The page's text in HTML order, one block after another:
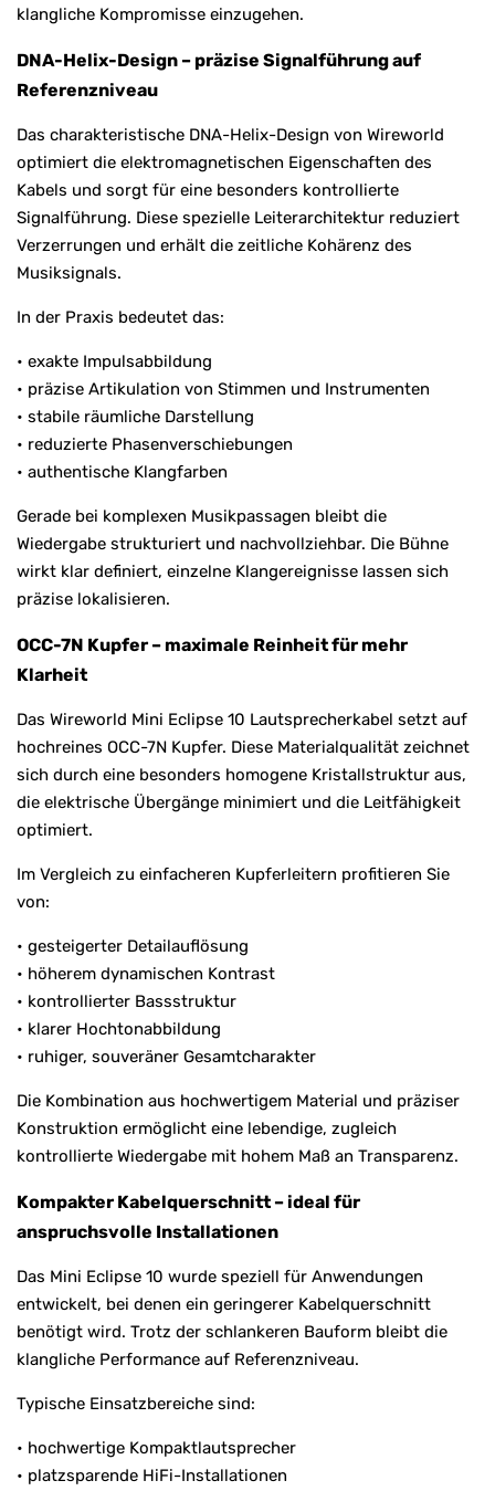
klangliche Kompromisse einzugehen.
DNA-Helix-Design – präzise Signalführung auf
Referenzniveau
Das charakteristische DNA-Helix-Design von Wireworld
optimiert die elektromagnetischen Eigenschaften des
Kabels und sorgt für eine besonders kontrollierte
Signalführung. Diese spezielle Leiterarchitektur reduziert
Verzerrungen und erhält die zeitliche Kohärenz des
Musiksignals.
In der Praxis bedeutet das:
• exakte Impulsabbildung
• präzise Artikulation von Stimmen und Instrumenten
• stabile räumliche Darstellung
• reduzierte Phasenverschiebungen
• authentische Klangfarben
Gerade bei komplexen Musikpassagen bleibt die
Wiedergabe strukturiert und nachvollziehbar. Die Bühne
wirkt klar definiert, einzelne Klangereignisse lassen sich
präzise lokalisieren.
OCC-7N Kupfer – maximale Reinheit für mehr
Klarheit
Das Wireworld Mini Eclipse 10 Lautsprecherkabel setzt auf
hochreines OCC-7N Kupfer. Diese Materialqualität zeichnet
sich durch eine besonders homogene Kristallstruktur aus,
die elektrische Übergänge minimiert und die Leitfähigkeit
optimiert.
Im Vergleich zu einfacheren Kupferleitern profitieren Sie
von:
• gesteigerter Detailauflösung
• höherem dynamischen Kontrast
• kontrollierter Bassstruktur
• klarer Hochtonabbildung
• ruhiger, souveräner Gesamtcharakter
Die Kombination aus hochwertigem Material und präziser
Konstruktion ermöglicht eine lebendige, zugleich
kontrollierte Wiedergabe mit hohem Maß an Transparenz.
Kompakter Kabelquerschnitt – ideal für
anspruchsvolle Installationen
Das Mini Eclipse 10 wurde speziell für Anwendungen
entwickelt, bei denen ein geringerer Kabelquerschnitt
benötigt wird. Trotz der schlankeren Bauform bleibt die
klangliche Performance auf Referenzniveau.
Typische Einsatzbereiche sind:
• hochwertige Kompaktlautsprecher
• platzsparende HiFi-Installationen